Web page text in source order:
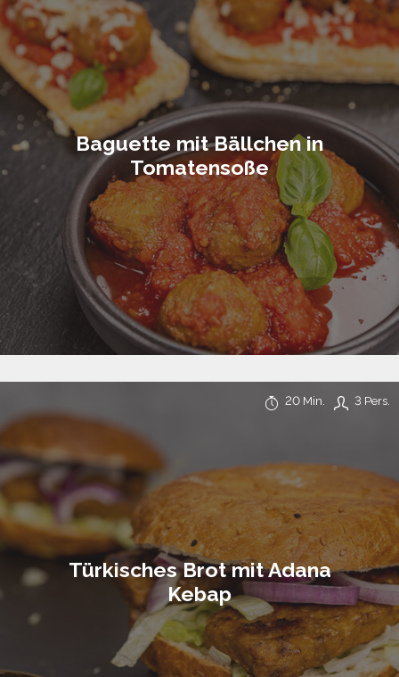
Baguette mit Bällchen in
Tomatensoße
Türkisches Brot mit Adana
Kebap
20 Min. 3 Pers.